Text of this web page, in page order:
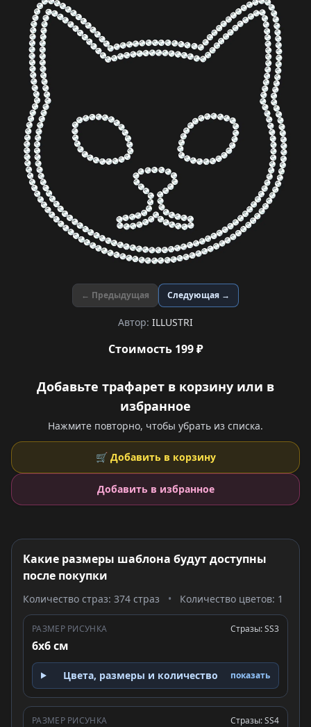
← Предыдущая Следующая →
Автор: ILLUSTRI
Стоимость 199 ₽
Добавьте трафарет в корзину или в
избранное
Нажмите повторно, чтобы убрать из списка.
🛒 Добавить в корзину
Добавить в избранное
Какие размеры шаблона будут доступны
после покупки
Количество страз: 374 страз • Количество цветов: 1
РАЗМЕР РИСУНКА
6x6 см
Стразы: SS3
Цвета, размеры и количество показать
РАЗМЕР РИСУНКА Стразы: SS4